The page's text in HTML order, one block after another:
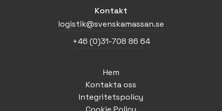
Kontakt
logistik@svenskamassan.se
+46 (0)31-708 86 64
Hem
Kontakta oss
Integritetspolicy